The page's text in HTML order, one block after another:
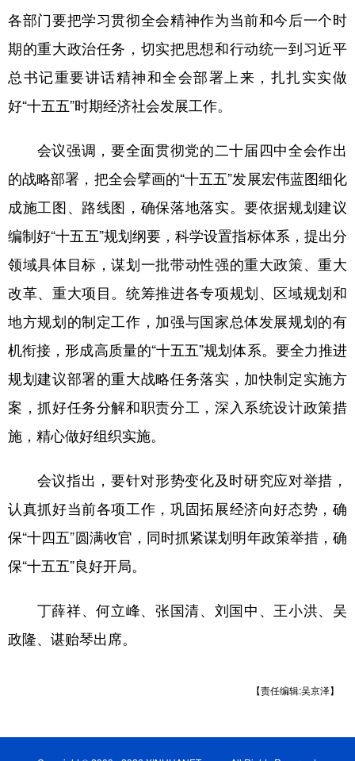
各部门要把学习贯彻全会精神作为当前和今后一个时
期的重大政治任务，切实把思想和行动统一到习近平
总书记重要讲话精神和全会部署上来，扎扎实实做
好“十五五”时期经济社会发展工作。
会议强调，要全面贯彻党的二十届四中全会作出
的战略部署，把全会擘画的“十五五”发展宏伟蓝图细化
成施工图、路线图，确保落地落实。要依据规划建议
编制好“十五五”规划纲要，科学设置指标体系，提出分
领域具体目标，谋划一批带动性强的重大政策、重大
改革、重大项目。统筹推进各专项规划、区域规划和
地方规划的制定工作，加强与国家总体发展规划的有
机衔接，形成高质量的“十五五”规划体系。要全力推进
规划建议部署的重大战略任务落实，加快制定实施方
案，抓好任务分解和职责分工，深入系统设计政策措
施，精心做好组织实施。
会议指出，要针对形势变化及时研究应对举措，
认真抓好当前各项工作，巩固拓展经济向好态势，确
保“十四五”圆满收官，同时抓紧谋划明年政策举措，确
保“十五五”良好开局。
丁薛祥、何立峰、张国清、刘国中、王小洪、吴
政隆、谌贻琴出席。
【责任编辑:吴京泽】